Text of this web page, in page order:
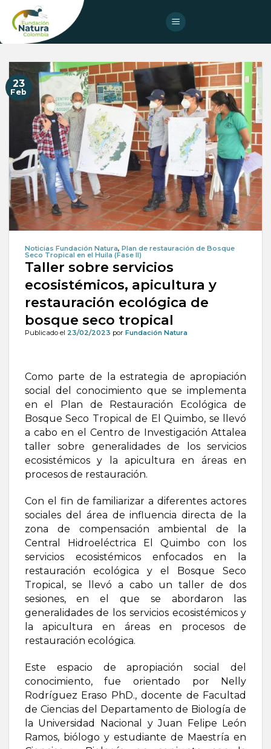
content
23
Feb
Noticias Fundación Natura, Plan de restauración de Bosque
Seco Tropical en el Huila (Fase II)
Taller sobre servicios
ecosistémicos, apicultura y
restauración ecológica de
bosque seco tropical
Publicado el 23/02/2023 por Fundación Natura
Como parte de la estrategia de apropiación
social del conocimiento que se implementa
en el Plan de Restauración Ecológica de
Bosque Seco Tropical de El Quimbo, se llevó
a cabo en el Centro de Investigación Attalea
taller sobre generalidades de los servicios
ecosistémicos y la apicultura en áreas en
procesos de restauración.
Con el fin de familiarizar a diferentes actores
sociales del área de influencia directa de la
zona de compensación ambiental de la
Central Hidroeléctrica El Quimbo con los
servicios ecosistémicos enfocados en la
restauración ecológica y el Bosque Seco
Tropical, se llevó a cabo un taller de dos
sesiones, en el que se abordaron las
generalidades de los servicios ecosistémicos y
la apicultura en áreas en procesos de
restauración ecológica.
Este espacio de apropiación social del
conocimiento, fue orientado por Nelly
Rodríguez Eraso PhD., docente de Facultad
de Ciencias del Departamento de Biología de
la Universidad Nacional y Juan Felipe León
Ramos, biólogo y estudiante de Maestría en